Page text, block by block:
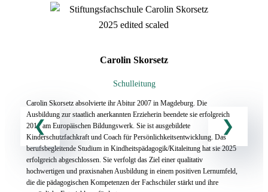
Carolin Skorsetz
Schulleitung
Carolin Skorsetz absolvierte ihr Abitur 2007 in Magdeburg. Die
Ausbildung zur staatlich anerkannten Erzieherin beendete sie erfolgreich
2011 am Europäischen Bildungswerk. Sie ist ausgebildete
Kinderschutzfachkraft und Coach für Persönlichkeitsentwicklung. Das
berufsbegleitende Studium in Kindheitspädagogik/Kitaleitung hat sie 2025
erfolgreich abgeschlossen. Sie verfolgt das Ziel einer qualitativ
hochwertigen und praxisnahen Ausbildung in einem positiven Lernumfeld,
die die pädagogischen Kompetenzen der Fachschüler stärkt und ihre